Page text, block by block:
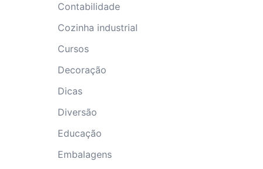
Contabilidade
Cozinha industrial
Cursos
Decoração
Dicas
Diversão
Educação
Embalagens